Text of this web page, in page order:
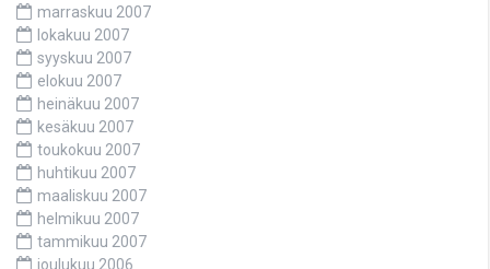
marraskuu 2007
lokakuu 2007
syyskuu 2007
elokuu 2007
heinäkuu 2007
kesäkuu 2007
toukokuu 2007
huhtikuu 2007
maaliskuu 2007
helmikuu 2007
tammikuu 2007
joulukuu 2006